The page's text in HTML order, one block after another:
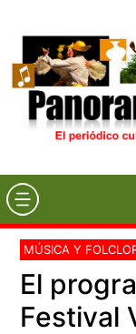
MÚSICA Y
El
Festival